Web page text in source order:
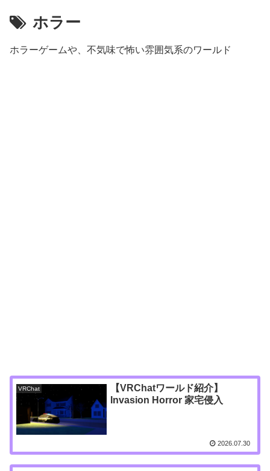
ホラー
ホラーゲームや、不気味で怖い雰囲気系のワールド
VRChat
【VRChatワールド紹介】
Invasion Horror 家宅侵入
2026.07.30